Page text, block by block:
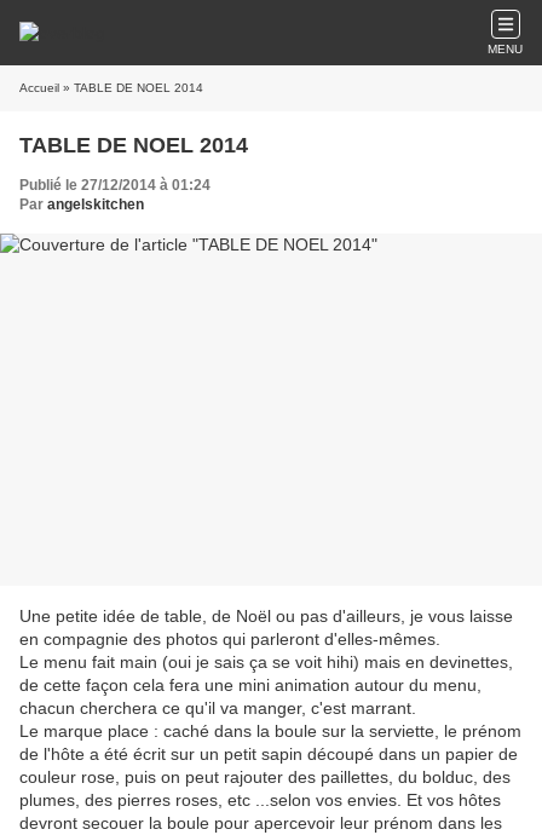
MENU
Accueil » TABLE DE NOEL 2014
TABLE DE NOEL 2014
Publié le 27/12/2014 à 01:24
Par angelskitchen
Une petite idée de table, de Noël ou pas d'ailleurs, je vous laisse
en compagnie des photos qui parleront d'elles-mêmes.
Le menu fait main (oui je sais ça se voit hihi) mais en devinettes,
de cette façon cela fera une mini animation autour du menu,
chacun cherchera ce qu'il va manger, c'est marrant.
Le marque place : caché dans la boule sur la serviette, le prénom
de l'hôte a été écrit sur un petit sapin découpé dans un papier de
couleur rose, puis on peut rajouter des paillettes, du bolduc, des
plumes, des pierres roses, etc ...selon vos envies. Et vos hôtes
devront secouer la boule pour apercevoir leur prénom dans les